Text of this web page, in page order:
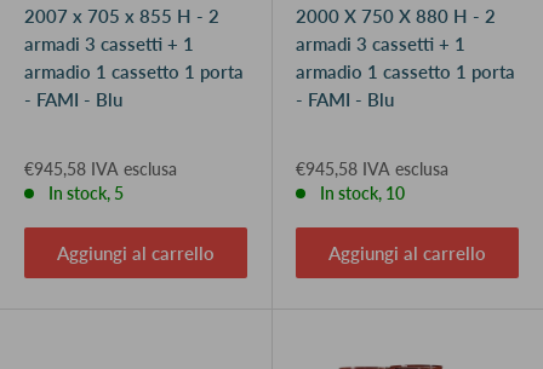
2007 x 705 x 855 H - 2
armadi 3 cassetti + 1
armadio 1 cassetto 1 porta
- FAMI - Blu
€945,58 IVA esclusa
In stock, 5
Aggiungi al carrello
2000 X 750 X 880 H - 2
armadi 3 cassetti + 1
armadio 1 cassetto 1 porta
- FAMI - Blu
€945,58 IVA esclusa
In stock, 10
Aggiungi al carrello